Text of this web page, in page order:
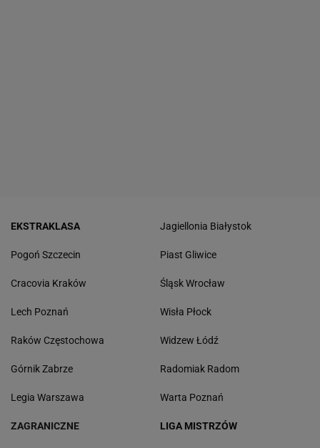
EKSTRAKLASA
Pogoń Szczecin
Cracovia Kraków
Lech Poznań
Raków Częstochowa
Górnik Zabrze
Legia Warszawa
Jagiellonia Białystok
Piast Gliwice
Śląsk Wrocław
Wisła Płock
Widzew Łódź
Radomiak Radom
Warta Poznań
ZAGRANICZNE LIGA MISTRZÓW